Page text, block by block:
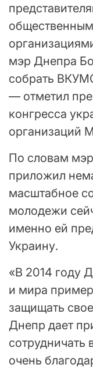
мэр Днепра
собрать
— отметил
конгресса
организаций
По словам
приложил
масштабное
молодежи
именно ей
Украину.
«В 2014 году
и мира
защищать
Днепр дает
сотрудничать
очень